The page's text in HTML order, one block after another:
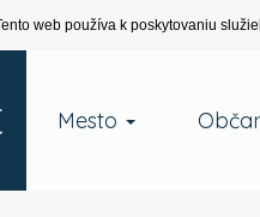
web používa k poskytovaniu
Mesto